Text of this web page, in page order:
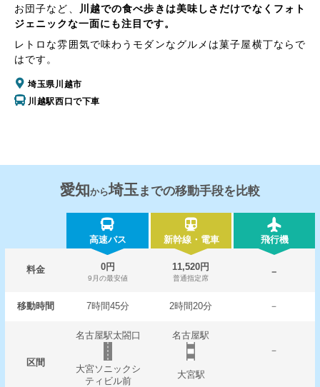
お団子など、
川越での食べ歩きは美味しさだけでなくフォト
ジェニックな一面にも注目です。
レトロな雰囲気で味わうモダンなグルメは菓子屋横丁ならで
はです。
埼玉県川越市
川越駅西口で下車
愛知から埼玉 までの移動手段を比較
高速バス 新幹線・電車 飛行機
料金 0円
9月の最安値
11,520円
普通指定席
－
移動時間 7時間45分 2時間20分 －
区間
名古屋駅太閤口
名古屋駅
－
大宮ソニックシ
ティビル前
大宮駅